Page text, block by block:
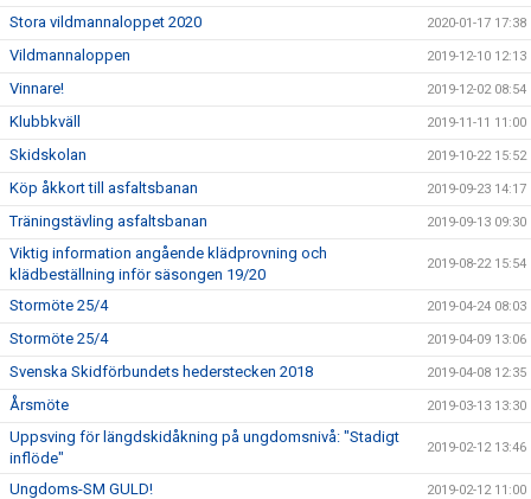
Stora vildmannaloppet 2020 2020-01-17 17:38
Vildmannaloppen 2019-12-10 12:13
Vinnare! 2019-12-02 08:54
Klubbkväll 2019-11-11 11:00
Skidskolan 2019-10-22 15:52
Köp åkkort till asfaltsbanan 2019-09-23 14:17
Träningstävling asfaltsbanan 2019-09-13 09:30
Viktig information angående klädprovning och
klädbeställning inför säsongen 19/20
2019-08-22 15:54
Stormöte 25/4 2019-04-24 08:03
Stormöte 25/4 2019-04-09 13:06
Svenska Skidförbundets hederstecken 2018 2019-04-08 12:35
Årsmöte 2019-03-13 13:30
Uppsving för längdskidåkning på ungdomsnivå: "Stadigt
inflöde"
2019-02-12 13:46
Ungdoms-SM GULD! 2019-02-12 11:00